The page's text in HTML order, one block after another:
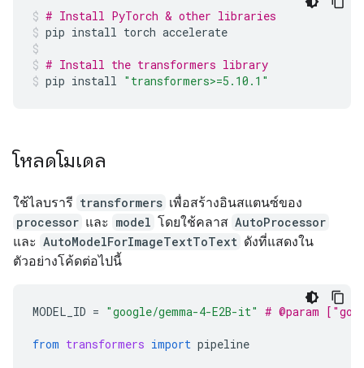
# Install PyTorch & other libraries
pip install torch accelerate
# Install the transformers library
pip install "transformers>=5.10.1"
โหลดโมเดล
ใช้ไลบรารี transformers เพื่อสร้างอินสแตนซ์ของ
processor และ model โดยใช้คลาส AutoProcessor
และ AutoModelForImageTextToText ดังที่แสดงใน
ตัวอย่างโค้ดต่อไปนี้
MODEL_ID = "google/gemma-4-E2B-it" # @param
from transformers import pipeline